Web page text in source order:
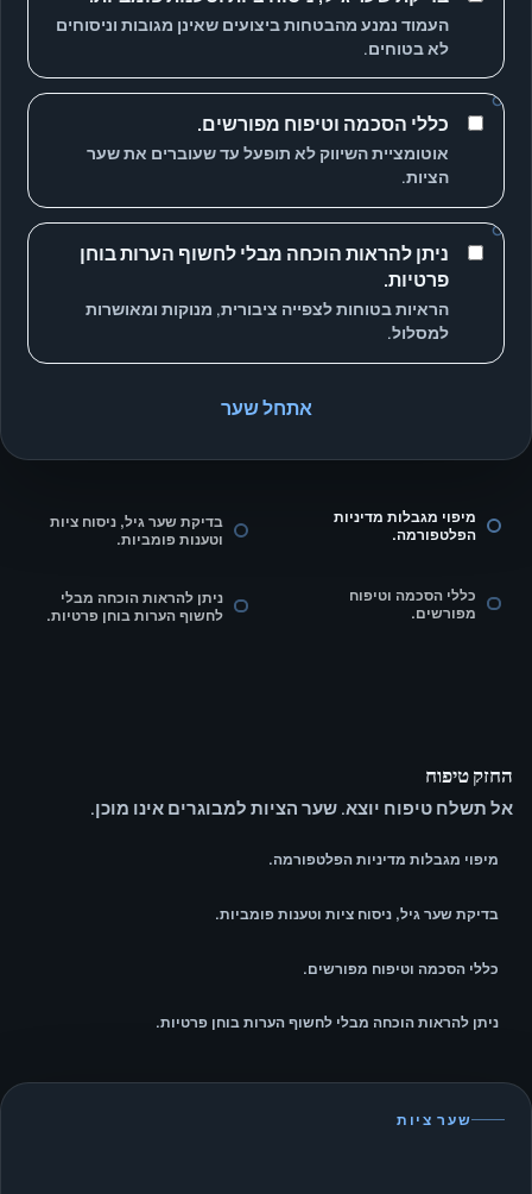
העמוד נמנע מהבטחות ביצועים שאינן מגובות וניסוחים
לא בטוחים.
כללי הסכמה וטיפוח מפורשים.
אוטומציית השיווק לא תופעל עד שעוברים את שער
הציות.
ניתן להראות הוכחה מבלי לחשוף הערות בוחן
פרטיות.
הראיות בטוחות לצפייה ציבורית, מנוקות ומאושרות
למסלול.
אתחל שער
מיפוי מגבלות מדיניות
הפלטפורמה.
בדיקת שער גיל, ניסוח ציות
וטענות פומביות.
כללי הסכמה וטיפוח
מפורשים.
ניתן להראות הוכחה מבלי
לחשוף הערות בוחן פרטיות.
החזק טיפוח
אל תשלח טיפוח יוצא. שער הציות למבוגרים אינו מוכן.
מיפוי מגבלות מדיניות הפלטפורמה.
בדיקת שער גיל, ניסוח ציות וטענות פומביות.
כללי הסכמה וטיפוח מפורשים.
ניתן להראות הוכחה מבלי לחשוף הערות בוחן פרטיות.
שער ציות